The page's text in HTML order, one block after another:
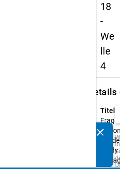
18
-
We
lle
4
Details
Titel:
clear